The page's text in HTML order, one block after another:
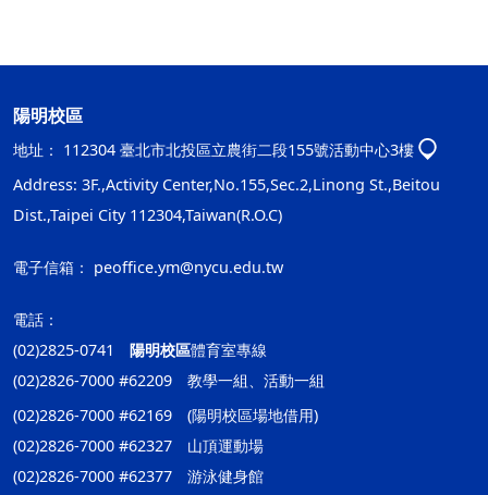
陽明校區
地址： 112304 臺北市北投區立農街二段155號活動中心3樓
Address: 3F.,Activity Center,No.155,Sec.2,Linong St.,Beitou
Dist.,Taipei City 112304,Taiwan(R.O.C)
電子信箱： peoffice.ym@nycu.edu.tw
電話：
(02)2825-0741 陽明校區體育室專線
(02)2826-7000 #62209 教學一組、活動一組
(02)2826-7000 #62169 (陽明校區場地借用)
(02)2826-7000 #62327 山頂運動場
(02)2826-7000 #62377 游泳健身館